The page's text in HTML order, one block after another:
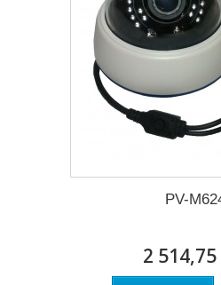
PV-
2